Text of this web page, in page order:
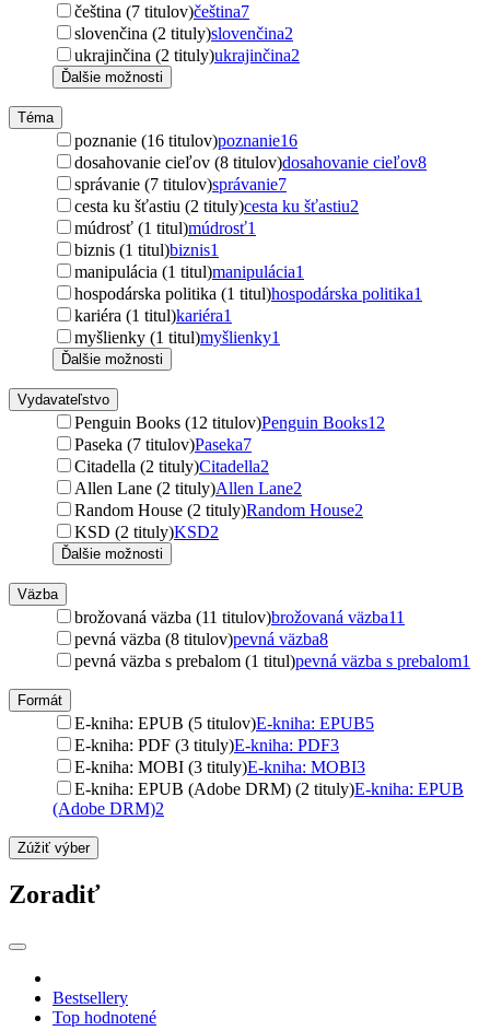
čeština (7 titulov)čeština7
slovenčina (2 tituly)slovenčina2
ukrajinčina (2 tituly)ukrajinčina2
Ďalšie možnosti
Téma
poznanie (16 titulov)poznanie16
dosahovanie cieľov (8 titulov)dosahovanie cieľov8
správanie (7 titulov)správanie7
cesta ku šťastiu (2 tituly)cesta ku šťastiu2
múdrosť (1 titul)múdrosť1
biznis (1 titul)biznis1
manipulácia (1 titul)manipulácia1
hospodárska politika (1 titul)hospodárska politika1
kariéra (1 titul)kariéra1
myšlienky (1 titul)myšlienky1
Ďalšie možnosti
Vydavateľstvo
Penguin Books (12 titulov)Penguin Books12
Paseka (7 titulov)Paseka7
Citadella (2 tituly)Citadella2
Allen Lane (2 tituly)Allen Lane2
Random House (2 tituly)Random House2
KSD (2 tituly)KSD2
Ďalšie možnosti
Väzba
brožovaná väzba (11 titulov)brožovaná väzba11
pevná väzba (8 titulov)pevná väzba8
pevná väzba s prebalom (1 titul)pevná väzba s prebalom1
Formát
E-kniha: EPUB (5 titulov)E-kniha: EPUB5
E-kniha: PDF (3 tituly)E-kniha: PDF3
E-kniha: MOBI (3 tituly)E-kniha: MOBI3
E-kniha: EPUB (Adobe DRM) (2 tituly)E-kniha: EPUB
(Adobe DRM)2
Zúžiť výber
Zoradiť
Bestsellery
Top hodnotené